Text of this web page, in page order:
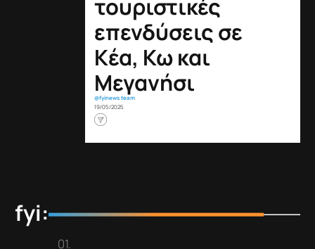
τουριστικές
επενδύσεις σε
Κέα, Κω και
Μεγανήσι
@fyinews team
19/05/2025
fyi: